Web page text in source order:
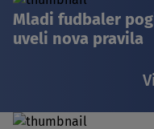
Mladi fudbaler
uveli nova pravila